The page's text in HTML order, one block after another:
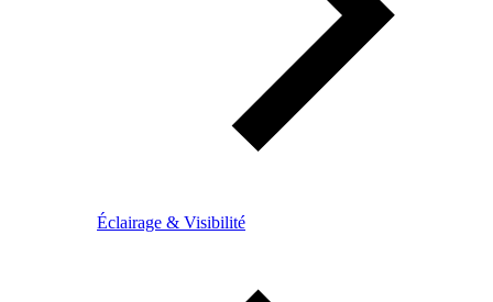
Éclairage & Visibilité